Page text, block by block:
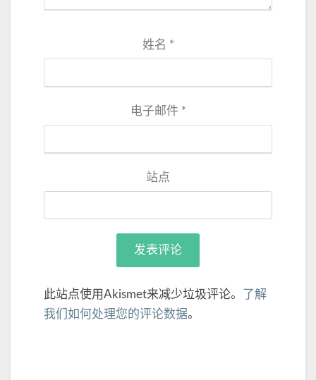
姓名 *
电子邮件 *
站点
此站点使用Akismet来减少垃圾评论。
了解
我们如何处理您的评论数据。